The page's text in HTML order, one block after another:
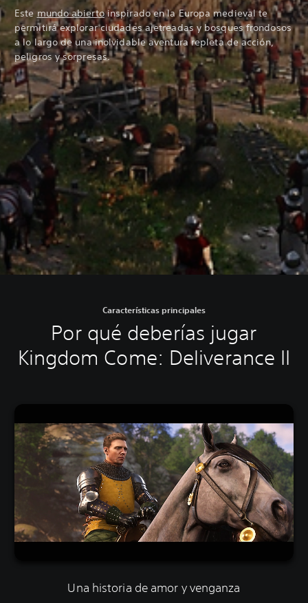
Este mundo abiertoinspirado en la Europa medieval te
permitirá explorar ciudades ajetreadas y bosques frondosos
a lo largo de una inolvidable aventura repleta de acción,
peligros y sorpresas.
Características principales
Por qué deberías jugar
Kingdom Come: Deliverance II
Una historia de amor y venganza